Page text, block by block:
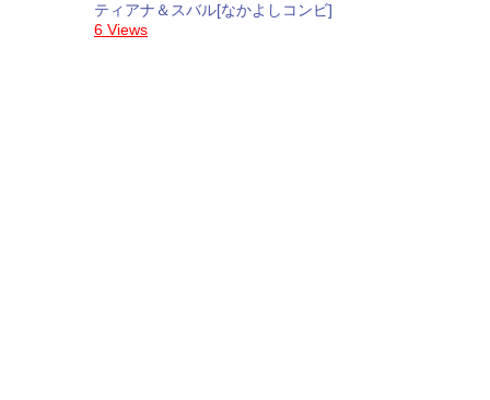
ティアナ＆スバル[なかよしコンビ]
6 Views